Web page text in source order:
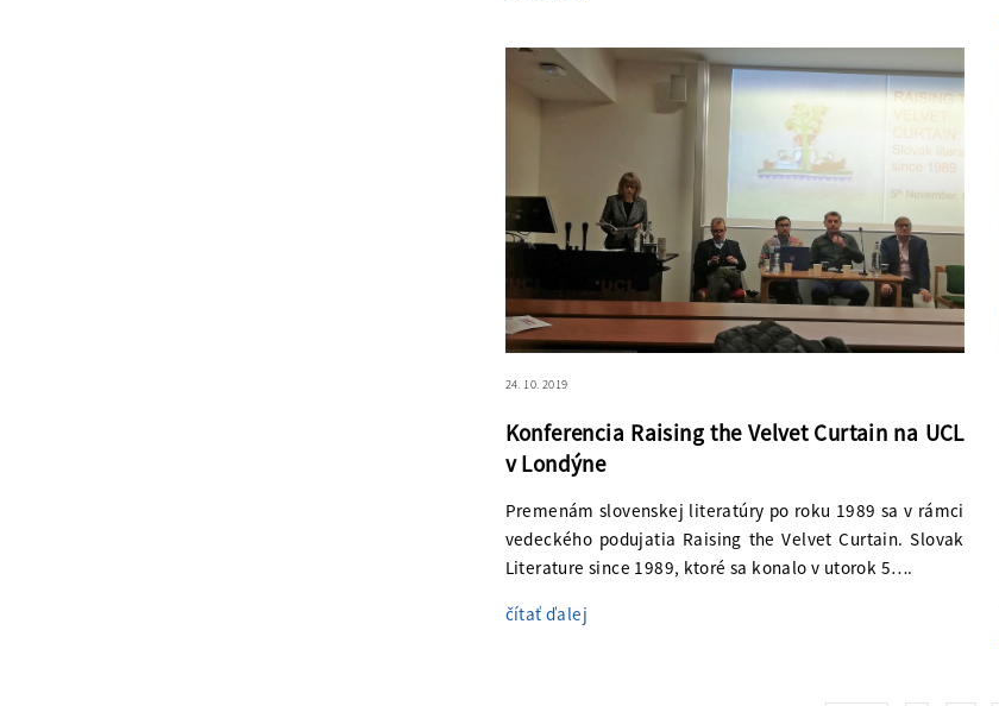
24. 10. 2019
Konferencia Raising the Velvet Curtain na UCL
v Londýne
Premenám slovenskej literatúry po roku 1989 sa v rámci
vedeckého podujatia Raising the Velvet Curtain. Slovak
Literature since 1989, ktoré sa konalo v utorok 5….
čítať ďalej